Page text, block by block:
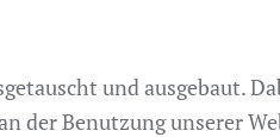
und ausgebaut.
der Benutzung unserer